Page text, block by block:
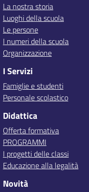
La nostra storia
Luoghi della scuola
Le persone
I numeri della scuola
Organizzazione
I Servizi
Famiglie e studenti
Personale scolastico
Didattica
Offerta formativa
PROGRAMMI
I progetti delle classi
Educazione alla legalità
Novità